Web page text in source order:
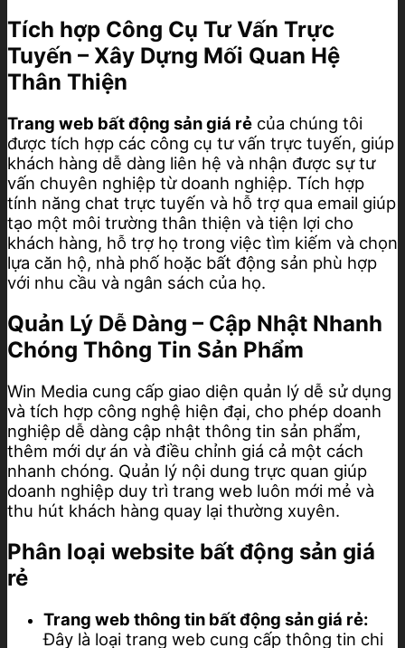
Tích hợp Công Cụ Tư Vấn Trực
Tuyến – Xây Dựng Mối Quan Hệ
Thân Thiện
Trang web bất động sản giá rẻ của chúng tôi
được tích hợp các công cụ tư vấn trực tuyến, giúp
khách hàng dễ dàng liên hệ và nhận được sự tư
vấn chuyên nghiệp từ doanh nghiệp. Tích hợp
tính năng chat trực tuyến và hỗ trợ qua email giúp
tạo một môi trường thân thiện và tiện lợi cho
khách hàng, hỗ trợ họ trong việc tìm kiếm và chọn
lựa căn hộ, nhà phố hoặc bất động sản phù hợp
với nhu cầu và ngân sách của họ.
Quản Lý Dễ Dàng – Cập Nhật Nhanh
Chóng Thông Tin Sản Phẩm
Win Media cung cấp giao diện quản lý dễ sử dụng
và tích hợp công nghệ hiện đại, cho phép doanh
nghiệp dễ dàng cập nhật thông tin sản phẩm,
thêm mới dự án và điều chỉnh giá cả một cách
nhanh chóng. Quản lý nội dung trực quan giúp
doanh nghiệp duy trì trang web luôn mới mẻ và
thu hút khách hàng quay lại thường xuyên.
Phân loại website bất động sản giá
rẻ
Trang web thông tin bất động sản giá rẻ:
Đây là loại trang web cung cấp thông tin chi